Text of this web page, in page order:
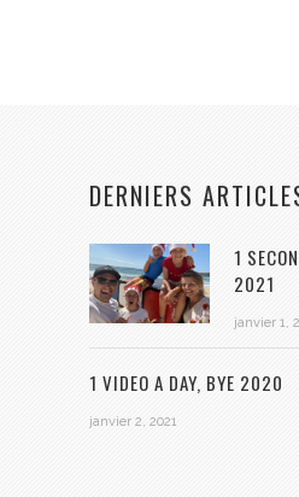
DERNIERS
1
2021
janvier 1,
1 VIDEO A DAY, BYE 2020
janvier 2, 2021